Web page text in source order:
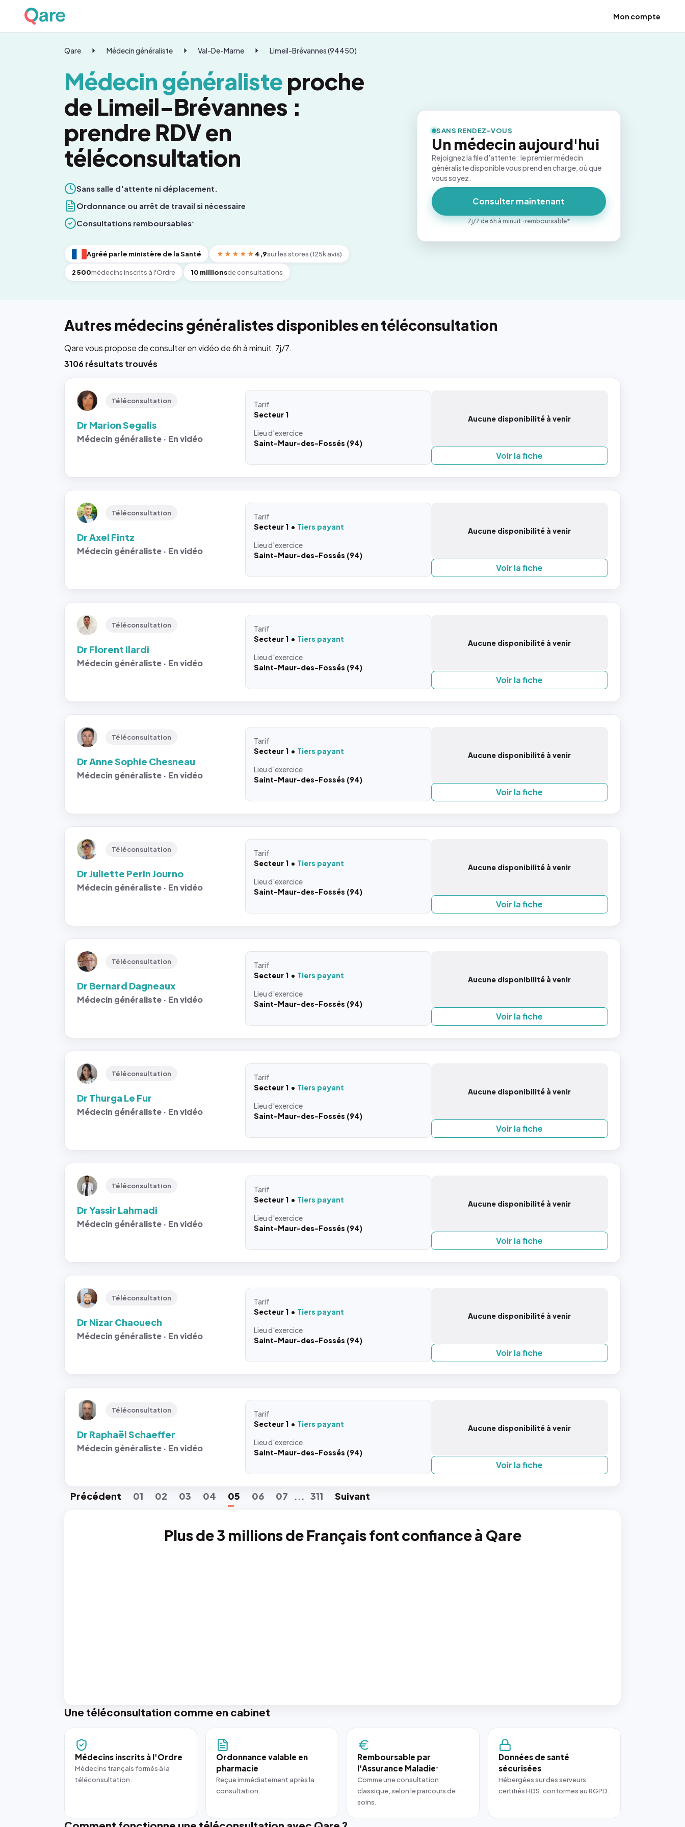
Mon compte
Qare Médecin généraliste Val-De-Marne Limeil-Brévannes (94450)
Médecin généralisteproche
de Limeil-Brévannes :
prendre RDV en
téléconsultation
Sans salle d'attente ni déplacement.
Ordonnance ou arrêt de travail si nécessaire
Consultations remboursables*
Agréé par le ministère de la Santé ★★★★★ 4,9sur les stores (125k avis)
2 500médecins inscrits à l'Ordre 10 millionsde consultations
SANS RENDEZ-VOUS
Un médecin aujourd'hui
Rejoignez la file d'attente : le premier médecin
généraliste disponible vous prend en charge, où que
vous soyez.
Consulter maintenant
7j/7 de 6h à minuit · remboursable*
Autres médecins généralistes disponibles en téléconsultation
Qare vous propose de consulter en vidéo de 6h à minuit, 7j/7.
3106 résultats trouvés
Téléconsultation
Dr Marion Segalis
Médecin généraliste · En vidéo
Tarif
Secteur 1
Lieud'exercice
Saint-Maur-des-Fossés (94)
Aucune disponibilité à venir
Voir la fiche
Téléconsultation
Dr Axel Fintz
Médecin généraliste · En vidéo
Tarif
Secteur 1
Tiers payant
Lieud'exercice
Saint-Maur-des-Fossés (94)
Aucune disponibilité à venir
Voir la fiche
Téléconsultation
Dr Florent Ilardi
Médecin généraliste · En vidéo
Tarif
Secteur 1
Tiers payant
Lieud'exercice
Saint-Maur-des-Fossés (94)
Aucune disponibilité à venir
Voir la fiche
Téléconsultation
Dr Anne Sophie Chesneau
Médecin généraliste · En vidéo
Tarif
Secteur 1
Tiers payant
Lieud'exercice
Saint-Maur-des-Fossés (94)
Aucune disponibilité à venir
Voir la fiche
Téléconsultation
Dr Juliette Perin Journo
Médecin généraliste · En vidéo
Tarif
Secteur 1
Tiers payant
Lieud'exercice
Saint-Maur-des-Fossés (94)
Aucune disponibilité à venir
Voir la fiche
Téléconsultation
Dr Bernard Dagneaux
Médecin généraliste · En vidéo
Tarif
Secteur 1
Tiers payant
Lieud'exercice
Saint-Maur-des-Fossés (94)
Aucune disponibilité à venir
Voir la fiche
Téléconsultation
Dr Thurga Le Fur
Médecin généraliste · En vidéo
Tarif
Secteur 1
Tiers payant
Lieud'exercice
Saint-Maur-des-Fossés (94)
Aucune disponibilité à venir
Voir la fiche
Téléconsultation
Dr Yassir Lahmadi
Médecin généraliste · En vidéo
Tarif
Secteur 1
Tiers payant
Lieud'exercice
Saint-Maur-des-Fossés (94)
Aucune disponibilité à venir
Voir la fiche
Téléconsultation
Dr Nizar Chaouech
Médecin généraliste · En vidéo
Tarif
Secteur 1
Tiers payant
Lieud'exercice
Saint-Maur-des-Fossés (94)
Aucune disponibilité à venir
Voir la fiche
Téléconsultation
Dr Raphaël Schaeffer
Médecin généraliste · En vidéo
Tarif
Secteur 1
Tiers payant
Lieud'exercice
Saint-Maur-des-Fossés (94)
Aucune disponibilité à venir
Voir la fiche
Précédent 01 02 03 04 05 06 07 ... 311 Suivant
Plus de 3 millions de Français font confiance à Qare
Une téléconsultation comme en cabinet
Médecins inscrits à l'Ordre
Médecins français formés à la
téléconsultation.
Ordonnance valable en
pharmacie
Reçue immédiatement après la
consultation.
Remboursable par
l'Assurance Maladie*
Comme une consultation
classique, selon le parcours de
soins.
Données de santé
sécurisées
Hébergées sur des serveurs
certifiés HDS, conformes au RGPD.